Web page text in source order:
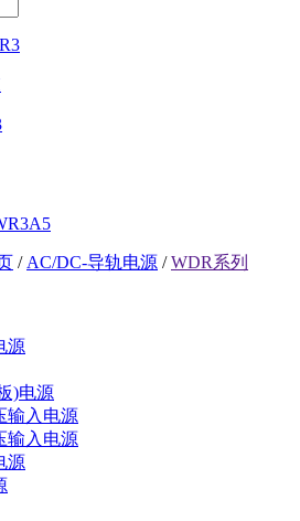
/ AC/DC-导轨电源 /WDR系列
源
)电源
输入电源
输入电源
源